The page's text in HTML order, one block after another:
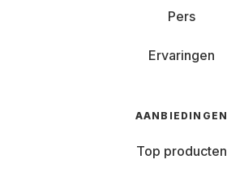
Pers
Ervaringen
AANBIEDINGEN
Top producten